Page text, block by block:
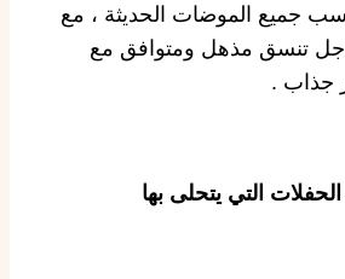
جميع الموضات الحديثة ، مع
تنسق مذهل ومتوافق مع
جذاب .
التي يتحلى بها